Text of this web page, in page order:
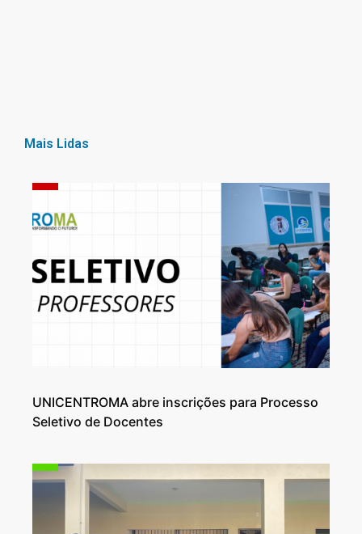
Mais Lidas
UNICENTROMA abre inscrições para Processo
Seletivo de Docentes